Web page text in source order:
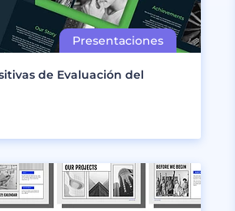
de Evaluación del